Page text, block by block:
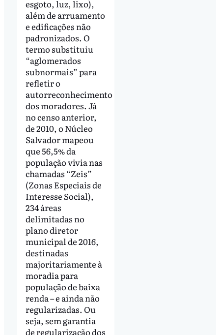
esgoto, luz, lixo),
além de arruamento
e edificações não
padronizados. O
termo substituiu
“aglomerados
subnormais” para
refletir o
autorreconhecimento
dos moradores. Já
no censo anterior,
de 2010, o Núcleo
Salvador mapeou
que 56,5% da
população vivia nas
chamadas “Zeis”
(Zonas Especiais de
Interesse Social),
234 áreas
delimitadas no
plano diretor
municipal de 2016,
destinadas
majoritariamente à
moradia para
população de baixa
renda – e ainda não
regularizadas. Ou
seja, sem garantia
de regularização dos